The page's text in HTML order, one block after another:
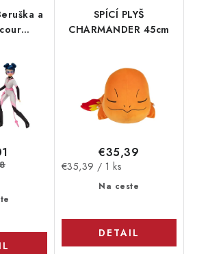
a
SPÍCÍ PLYŠ
CHARMANDER 45cm
Na ceste
€35,39
Jednotková
€35,39 / 1 ks
DETAIL